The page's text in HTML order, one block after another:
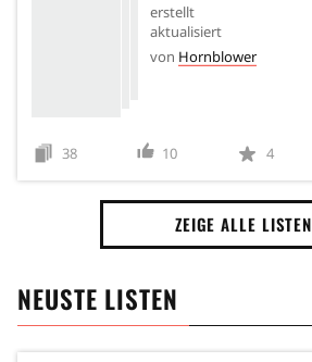
erstellt
aktualisiert
von Hornblower
38 10 4
ZEIGE ALLE LISTEN
NEUSTE LISTEN